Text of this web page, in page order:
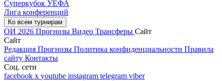
Суперкубок УЕФА
Лига конференций
Ко всем турнирам
ОИ 2026 Прогнозы Видео Трансферы Сайт
Сайт
Редакция Прогнозы Политика конфиденциальности Правила
сайту Контакты
Соц. сети
facebook x youtube instagram telegram viber